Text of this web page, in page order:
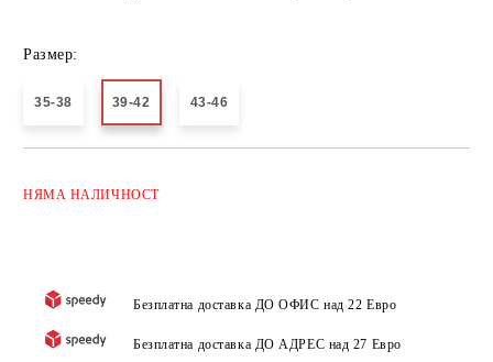
Размер:
35-38 39-42 43-46
НЯМА НАЛИЧНОСТ
Безплатна доставка ДО ОФИС над 22 Евро
Безплатна доставка ДО АДРЕС над 27 Евро